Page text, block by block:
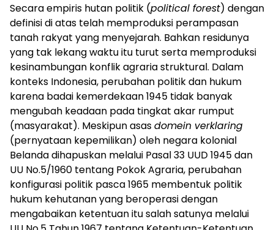
Secara empiris hutan politik (political forest) dengan
definisi di atas telah memproduksi perampasan
tanah rakyat yang menyejarah. Bahkan residunya
yang tak lekang waktu itu turut serta memproduksi
kesinambungan konflik agraria struktural. Dalam
konteks Indonesia, perubahan politik dan hukum
karena badai kemerdekaan 1945 tidak banyak
mengubah keadaan pada tingkat akar rumput
(masyarakat). Meskipun asasdomein verklaring
(pernyataan kepemilikan) oleh negara kolonial
Belanda dihapuskan melalui Pasal 33 UUD 1945 dan
UU No.5/1960 tentang Pokok Agraria, perubahan
konfigurasi politik pasca 1965 membentuk politik
hukum kehutanan yang beroperasi dengan
mengabaikan ketentuan itu salah satunya melalui